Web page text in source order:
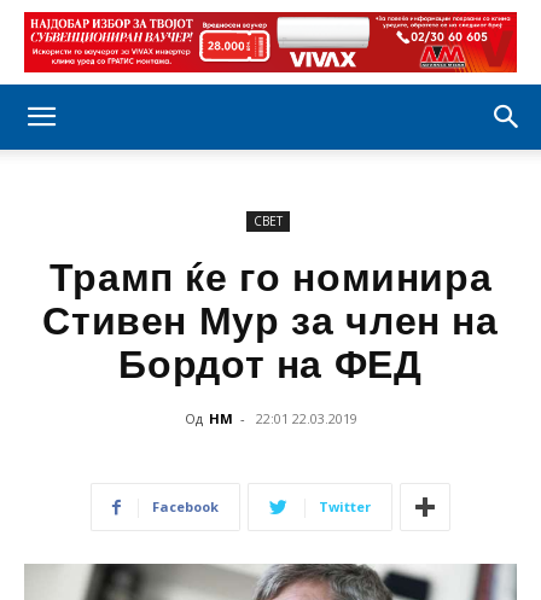
СВЕТ
Трамп ќе го номинира
Стивен Мур за член на
Бордот на ФЕД
Од НМ - 22:01 22.03.2019
Facebook Twitter